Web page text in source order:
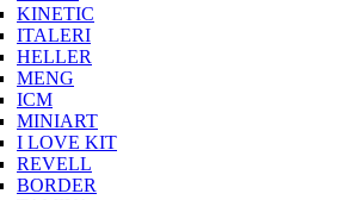
KINETIC
ITALERI
HELLER
MENG
ICM
MINIART
I LOVE KIT
REVELL
BORDER